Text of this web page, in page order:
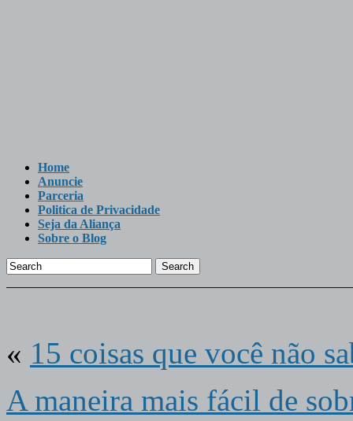
Home
Anuncie
Parceria
Politica de Privacidade
Seja da Aliança
Sobre o Blog
Search
« 15 coisas que você não
A maneira mais fácil de